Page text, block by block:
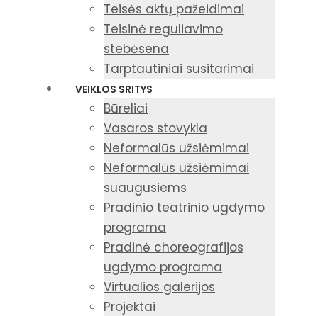
Teisės aktų pažeidimai
Teisinė reguliavimo
stebėsena
Tarptautiniai susitarimai
VEIKLOS SRITYS
Būreliai
Vasaros stovykla
Neformalūs užsiėmimai
Neformalūs užsiėmimai
suaugusiems
Pradinio teatrinio ugdymo
programa
Pradinė choreografijos
ugdymo programa
Virtualios galerijos
Projektai